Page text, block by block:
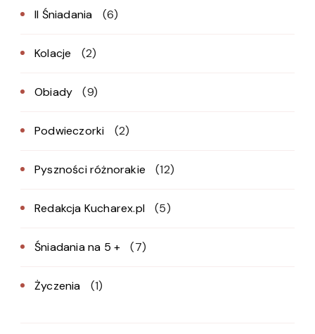
II Śniadania (6)
Kolacje (2)
Obiady (9)
Podwieczorki (2)
Pyszności różnorakie (12)
Redakcja Kucharex.pl (5)
Śniadania na 5 + (7)
Życzenia (1)